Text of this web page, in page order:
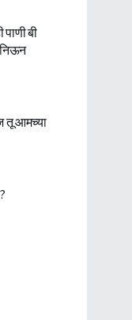
बी
निऊन
तू आमच्या